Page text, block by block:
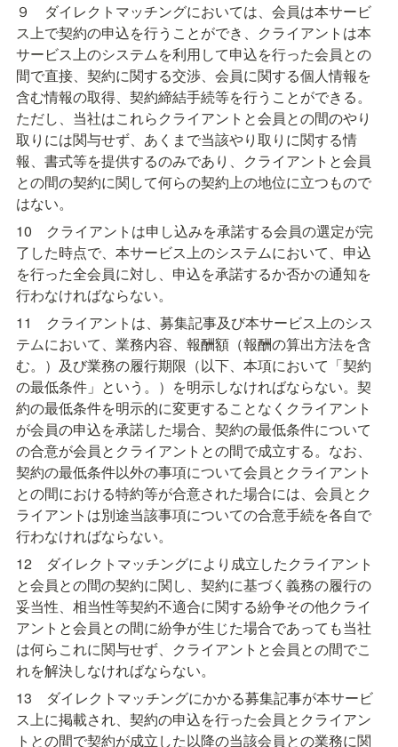
９　ダイレクトマッチングにおいては、会員は本サービ
ス上で契約の申込を行うことができ、クライアントは本
サービス上のシステムを利用して申込を行った会員との
間で直接、契約に関する交渉、会員に関する個人情報を
含む情報の取得、契約締結手続等を行うことができる。
ただし、当社はこれらクライアントと会員との間のやり
取りには関与せず、あくまで当該やり取りに関する情
報、書式等を提供するのみであり、クライアントと会員
との間の契約に関して何らの契約上の地位に立つもので
はない。
10　クライアントは申し込みを承諾する会員の選定が完
了した時点で、本サービス上のシステムにおいて、申込
を行った全会員に対し、申込を承諾するか否かの通知を
行わなければならない。
11　クライアントは、募集記事及び本サービス上のシス
テムにおいて、業務内容、報酬額（報酬の算出方法を含
む。）及び業務の履行期限（以下、本項において「契約
の最低条件」という。）を明示しなければならない。契
約の最低条件を明示的に変更することなくクライアント
が会員の申込を承諾した場合、契約の最低条件について
の合意が会員とクライアントとの間で成立する。なお、
契約の最低条件以外の事項について会員とクライアント
との間における特約等が合意された場合には、会員とク
ライアントは別途当該事項についての合意手続を各自で
行わなければならない。
12　ダイレクトマッチングにより成立したクライアント
と会員との間の契約に関し、契約に基づく義務の履行の
妥当性、相当性等契約不適合に関する紛争その他クライ
アントと会員との間に紛争が生じた場合であっても当社
は何らこれに関与せず、クライアントと会員との間でこ
れを解決しなければならない。
13　ダイレクトマッチングにかかる募集記事が本サービ
ス上に掲載され、契約の申込を行った会員とクライアン
トとの間で契約が成立した以降の当該会員との業務に関